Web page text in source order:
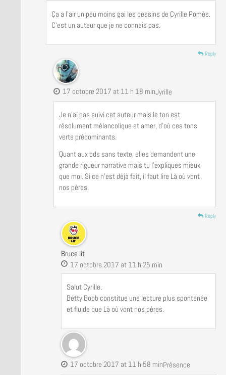
Ça a l’air un peu moins gai les dessins de Cyrille Pomès.
C’est un auteur que je ne connais pas.
Reply
Jyrille
17 octobre 2017 at 11 h 18 min
Je n’ai pas suivi cet auteur mais le ton est
résolument mélancolique et amer, d’où ces tons
verts prédominants.
Quant aux bds sans texte, elles demandent une
grande rigueur narrative mais tu l’expliques mieux
que moi. Si ce n’est déjà fait, il faut lire Là où vont
nos pères.
Reply
Bruce lit
17 octobre 2017 at 11 h 25 min
Salut Cyrille.
Betty Boob constitue une lecture plus spontanée
et fluide que Là où vont nos pères.
Présence
17 octobre 2017 at 11 h 58 min